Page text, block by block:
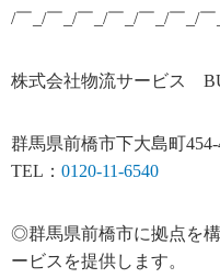
/￣_/￣_/￣_/￣_/￣_/￣_/
株式会社物流サービス
群馬県前橋市下大島町454-
TEL： 0120-11-6540
◎群馬県前橋市に拠点を
ービスを提供します。